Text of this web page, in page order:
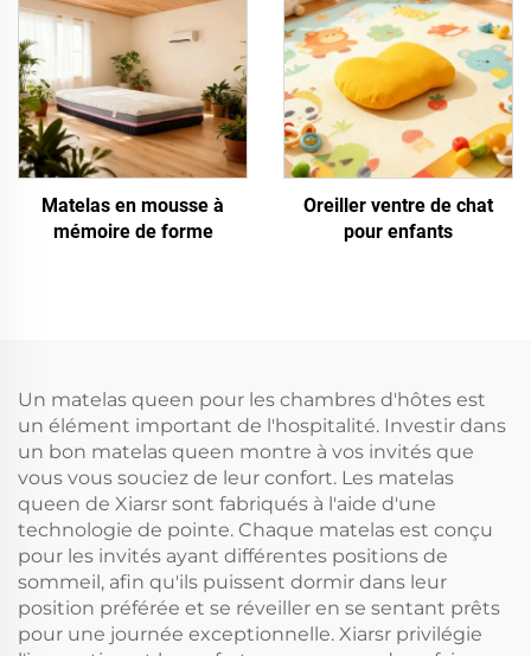
Matelas en mousse à
mémoire de forme
Oreiller ventre de chat
pour enfants
Un matelas queen pour les chambres d'hôtes est
un élément important de l'hospitalité. Investir dans
un bon matelas queen montre à vos invités que
vous vous souciez de leur confort. Les matelas
queen de Xiarsr sont fabriqués à l'aide d'une
technologie de pointe. Chaque matelas est conçu
pour les invités ayant différentes positions de
sommeil, afin qu'ils puissent dormir dans leur
position préférée et se réveiller en se sentant prêts
pour une journée exceptionnelle. Xiarsr privilégie